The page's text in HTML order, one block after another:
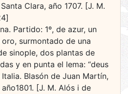
Clara, año 1707. [J. M.
Partido: 1º, de azur, un
surmontado de una
sinople, dos plantas de
y en punta el lema: “deus
Blasón de Juan Martín,
[J. M. Alós i de